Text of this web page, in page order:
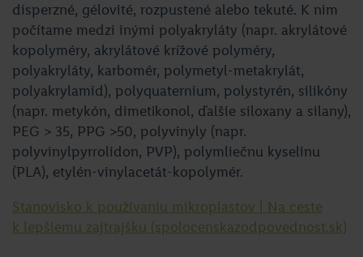
disperzné, gélovité, rozpustené alebo tekuté. K nim
počítame medzi inými polyakryláty (napr. akrylátové
kopolyméry, akrylátové krížové polyméry,
polyakryláty, karbomér, polymetyl-metakrylát,
polyakrylamid), polyquaternium, polystyrén, silikóny
(napr. metykón, dimetikonol, ďalšie siloxany a silany),
PEG > 35, PPG >50, polyvinyly (napr.
polyvinylpyrrolidon, PVP), polymliečnu kyselinu
(PLA), etylén-vinylacetát-kopolymér.
Stanovisko k používaniu mikroplastov | Na ceste
k lepšiemu zajtrajšku (spolocenskazodpovednost.sk)